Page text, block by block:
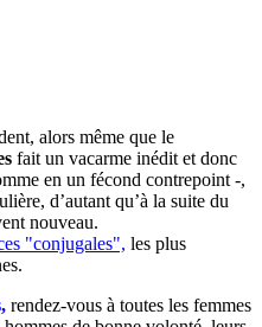
alors même que le
fait un vacarme inédit et donc
en un fécond contrepoint -,
d’autant qu’à la suite du
nouveau.
"conjugales", les plus
rendez-vous à toutes les femmes